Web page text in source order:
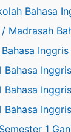
Bahasa
Madrasah
Bahasa
Bahasa
Bahasa
1